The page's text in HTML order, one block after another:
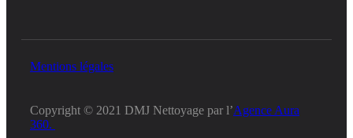
Mentions légales
Copyright © 2021 DMJ Nettoyage par l’Agence Aura
360.